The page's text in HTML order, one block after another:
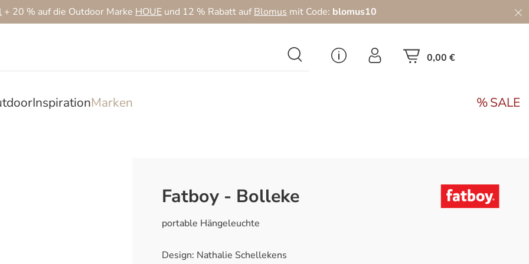
+ 20 % auf die Outdoor Marke HOUE und 12 % Rabatt aufBlomus mit Code: blomus10
0,00 €
InspirationMarken SALE
Fatboy - Bolleke
portable Hängeleuchte
Design: Nathalie Schellekens